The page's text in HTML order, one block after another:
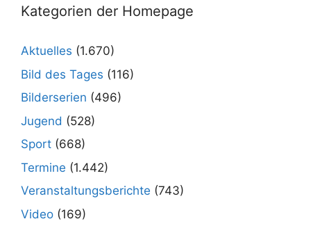
Kategorien der Homepage
Aktuelles (1.670)
Bild des Tages (116)
Bilderserien (496)
Jugend (528)
Sport (668)
Termine (1.442)
Veranstaltungsberichte (743)
Video (169)